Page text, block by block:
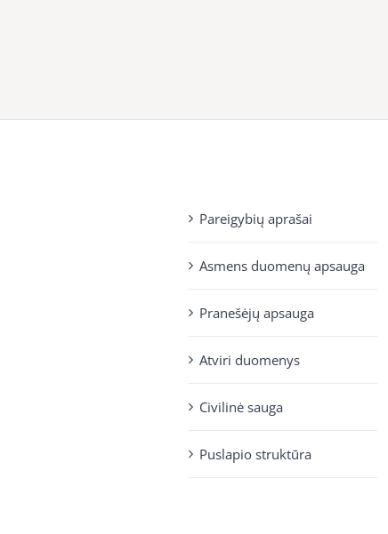
Pareigybių aprašai
Asmens duomenų apsauga
Pranešėjų apsauga
Atviri duomenys
Civilinė sauga
Puslapio struktūra